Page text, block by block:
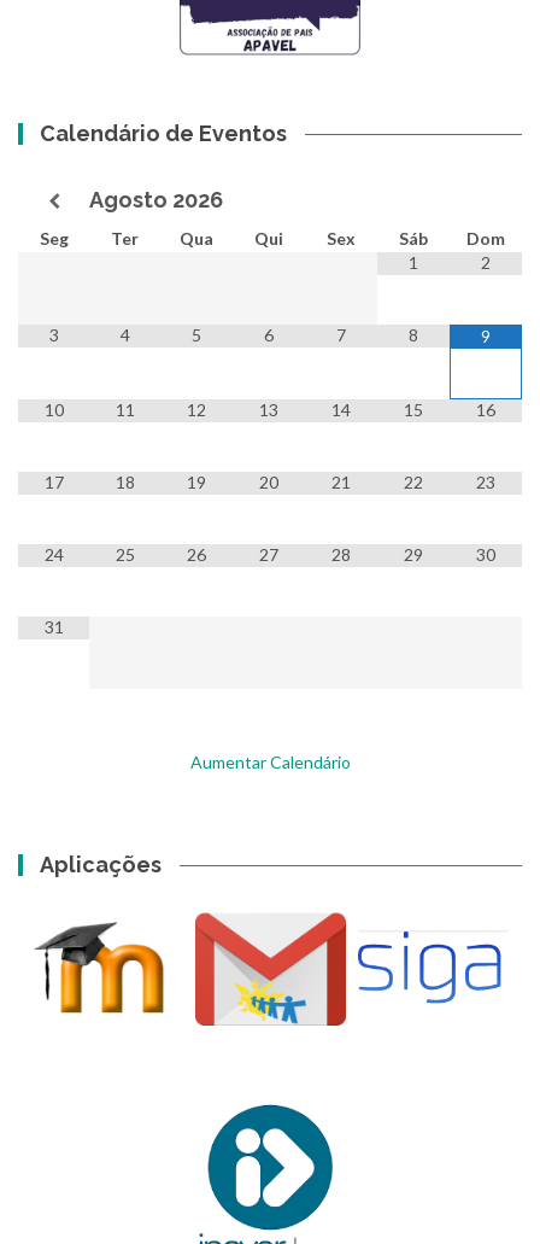
Calendário de Eventos
Agosto 2026
Seg Ter Qua Qui Sex Sáb
Dom
1
2
3 4 5 6 7 8 9
10 11 12 13 14 15 16
17 18 19 20 21 22 23
24 25 26 27 28 29 30
31
Aumentar Calendário
Aplicações